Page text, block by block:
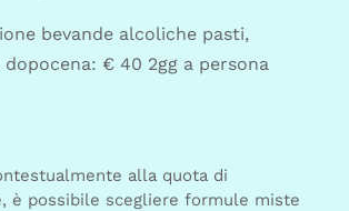
bevande alcoliche pasti,
dopocena: € 40 2gg a persona
alla quota di
è possibile scegliere formule miste